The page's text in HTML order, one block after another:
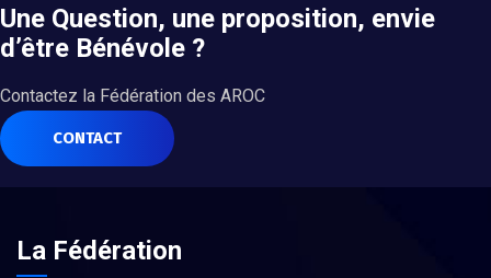
Une Question, une proposition, envie
d’être Bénévole ?
Contactez la Fédération des AROC
CONTACT
La Fédération